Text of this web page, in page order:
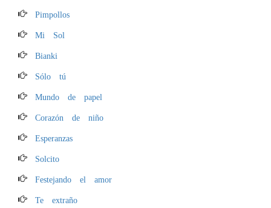
Pimpollos
Mi Sol
Bianki
Sólo tú
Mundo de papel
Corazón de niño
Esperanzas
Solcito
Festejando el amor
Te extraño